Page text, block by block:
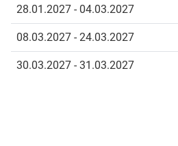
28.01.2027 - 04.03.2027
08.03.2027 - 24.03.2027
30.03.2027 - 31.03.2027